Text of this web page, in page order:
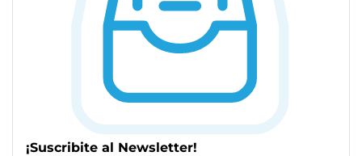
¡Suscribite al Newsletter!